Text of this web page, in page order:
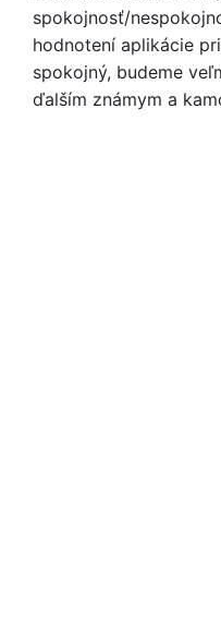
spokojnosť/
hodnotení aplikácie
spokojný, budeme
ďalším známym a